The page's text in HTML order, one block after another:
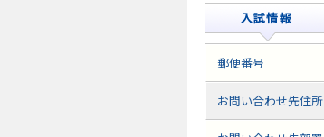
郵便番号
お問い合わせ先住所